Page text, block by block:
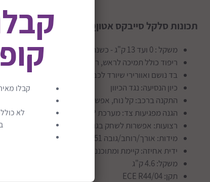
תכונות סלקל סייבקס אטוןQ:
משקל : 0 ועד 13 ק"ג - כשנה וחצי
ריפוד כולל תמיכה לראש, ריפוד מפנק
בד נושם ואוורירי שיורד לכביסה
כיון הנסיעה: נגד הכיוון
התקנה ברכב: קל נוח, אפשרות להוסיף בסיס
הגנה מפגיעות צד: מערכת L.S.P
רצועות: אפשרות לשחק בגובה הרצועות, מרופדות
מידות: אורך/רוחב/גובה 651, 439-511, 561 מ"מ
ידית אחיזה: קיימת ומתוכננת לספיגת מכות
משקל: 4.6 ק"ג
תקן: ECE R44/04
קבלו
לא